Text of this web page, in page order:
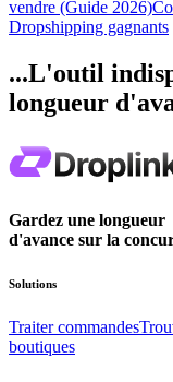
vendre (Guide 2026)
Dropshipping gagnants
...L'outil
longueur
Gardez une longueur
d'avance sur la
Solutions
Traiter commandes
boutiques